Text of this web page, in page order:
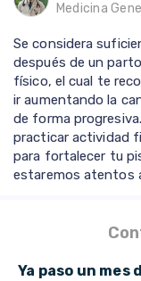
Medicina
Se considera
después de un
físico, el cual te
ir aumentando la
de forma
practicar actividad
para fortalecer tu
estaremos atentos
Ya paso un